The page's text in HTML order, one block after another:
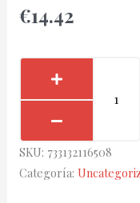
€14.42
11650
(10-
SKU: 733132116508
Categoría: